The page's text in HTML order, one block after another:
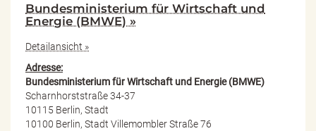
Bundesministerium für Wirtschaft und
Energie (BMWE) »
Detailansicht »
Adresse:
Bundesministerium für Wirtschaft und Energie (BMWE)
Scharnhorststraße 34-37
10115 Berlin, Stadt
10100 Berlin, Stadt Villemombler Straße 76